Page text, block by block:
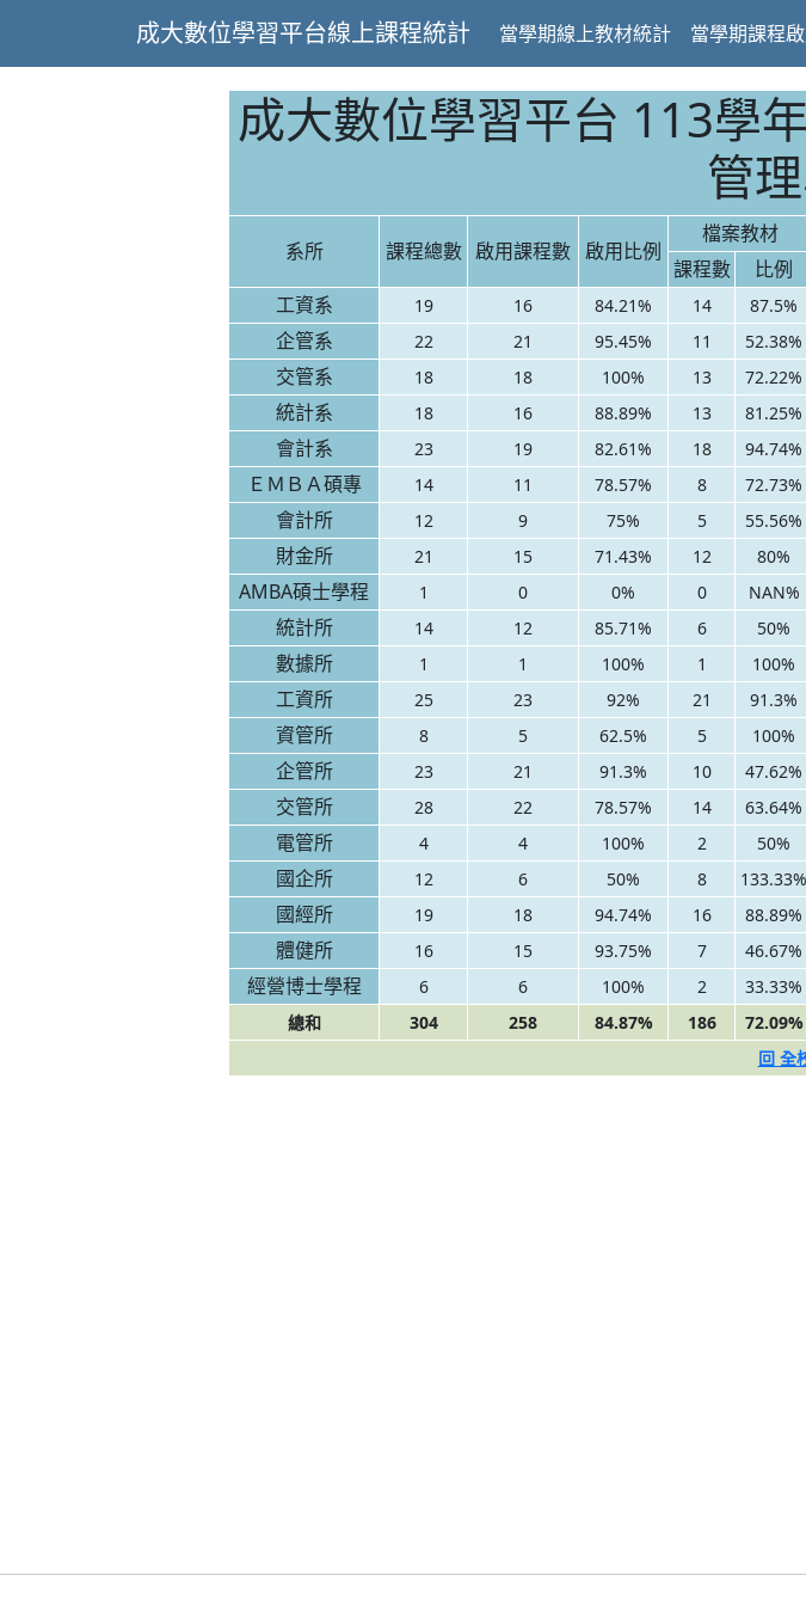
成大數位學習平台線上課程統計 當學期線上教材統計 當學期課程
成大數位學習平台 113學
管
系所 課程總數 啟用課程數 啟用比例
檔案教材
課程數
比例
工資系
19 16 84.21% 14 87.5%
企管系 22 21 95.45% 11 52.38%
交管系 18 18 100% 13 72.22%
統計系 18 16 88.89% 13 81.25%
會計系 23 19 82.61% 18 94.74%
ＥＭＢＡ碩專 14 11 78.57% 8 72.73%
會計所 12 9 75% 5 55.56%
財金所 21 15 71.43% 12 80%
AMBA碩士學程 1 0 0% 0 NAN%
統計所 14 12 85.71% 6 50%
數據所 1 1 100% 1 100%
工資所 25 23 92% 21 91.3%
資管所 8 5 62.5% 5 100%
企管所 23 21 91.3% 10 47.62%
交管所 28 22 78.57% 14 63.64%
電管所 4 4 100% 2 50%
國企所 12 6 50% 8 133.33%
國經所 19 18 94.74% 16 88.89%
體健所 16 15 93.75% 7 46.67%
經營博士學程 6 6 100% 2 33.33%
總和
304 258 84.87% 186 72.09%
回 全